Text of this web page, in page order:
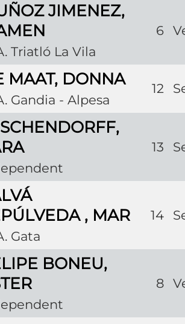
JIMENEZ,
Triatló La Vila
6
MAAT, DONNA
Gandia - Alpesa
12
13
, MAR
Gata
14
BONEU,
8